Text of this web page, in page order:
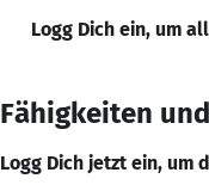
Logg Dich ein, um
Fähigkeiten
Logg Dich jetzt ein, um